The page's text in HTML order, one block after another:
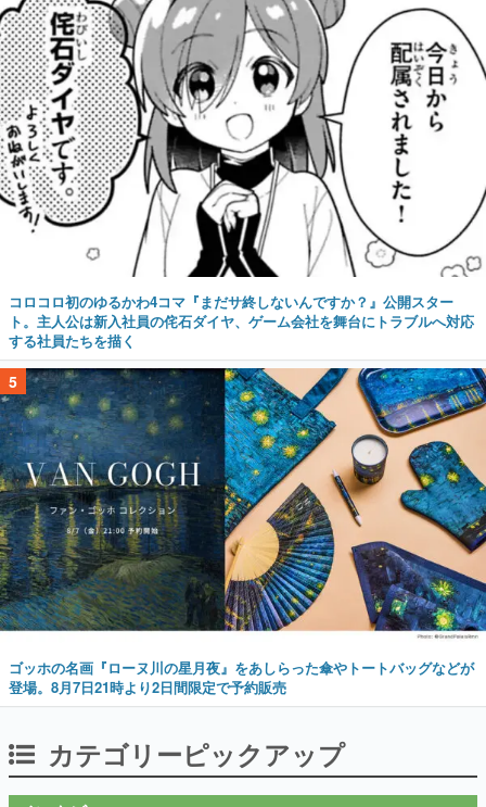
コロコロ初のゆるかわ4コマ『まだサ終しないんですか？』公開スター
ト。主人公は新入社員の侘石ダイヤ、ゲーム会社を舞台にトラブルへ対応
する社員たちを描く
5
ゴッホの名画『ローヌ川の星月夜』をあしらった傘やトートバッグなどが
登場。8月7日21時より2日間限定で予約販売
カテゴリーピックアップ